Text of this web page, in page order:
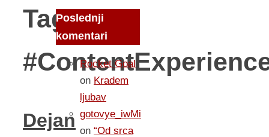
Tag:
Dejan
Poslednji
komentari
Rocket Goal
on Kradem
ljubav
gotovye_iwMi
on “Od srca